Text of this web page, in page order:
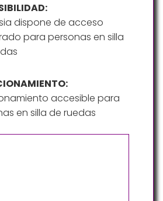
dispone de acceso
para personas en silla
accesible para
en silla de ruedas